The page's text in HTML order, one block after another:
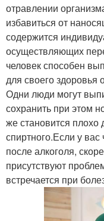
отравлении
избавиться от
содержится
осуществляющих
человек способен
для своего здоровья
Одни люди могут
сохранить при этом
же становится
спиртного.Если у
после алкоголя,
присутствуют
встречается при